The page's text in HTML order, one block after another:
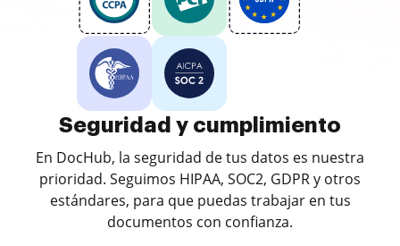
Seguridad y cumplimiento
En DocHub, la seguridad de tus datos es nuestra
prioridad. Seguimos HIPAA, SOC2, GDPR y otros
estándares, para que puedas trabajar en tus
documentos con confianza.